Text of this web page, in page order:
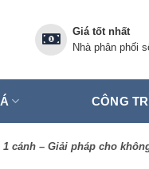
Giá tốt nhất
Nhà phân phối
CÔNG
cánh – Giải pháp cho